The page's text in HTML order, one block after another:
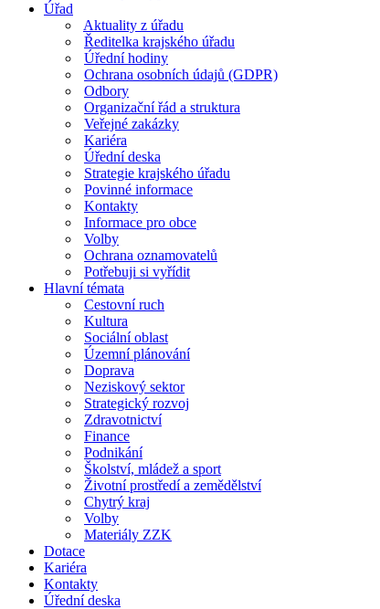
Úřad
Aktuality z úřadu
Ředitelka krajského úřadu
Úřední hodiny
Ochrana osobních údajů (GDPR)
Odbory
Organizační řád a struktura
Veřejné zakázky
Kariéra
Úřední deska
Strategie krajského úřadu
Povinné informace
Kontakty
Informace pro obce
Volby
Ochrana oznamovatelů
Potřebuji si vyřídit
Hlavní témata
Cestovní ruch
Kultura
Sociální oblast
Územní plánování
Doprava
Neziskový sektor
Strategický rozvoj
Zdravotnictví
Finance
Podnikání
Školství, mládež a sport
Životní prostředí a zemědělství
Chytrý kraj
Volby
Materiály ZZK
Dotace
Kariéra
Kontakty
Úřední deska